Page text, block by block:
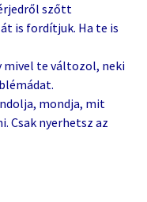
szőtt
is fordítjuk. Ha te is
mivel te változol, neki
mondja, mit
Csak nyerhetsz az